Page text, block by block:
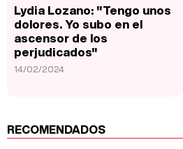
Lydia Lozano: "Tengo unos
dolores. Yo subo en el
ascensor de los
perjudicados"
14/02/2024
RECOMENDADOS